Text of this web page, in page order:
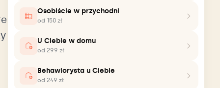
Osobiście w przychodni
od 150 zł
U Ciebie w domu
od 299 zł
Behawiorysta u Ciebie
od 249 zł